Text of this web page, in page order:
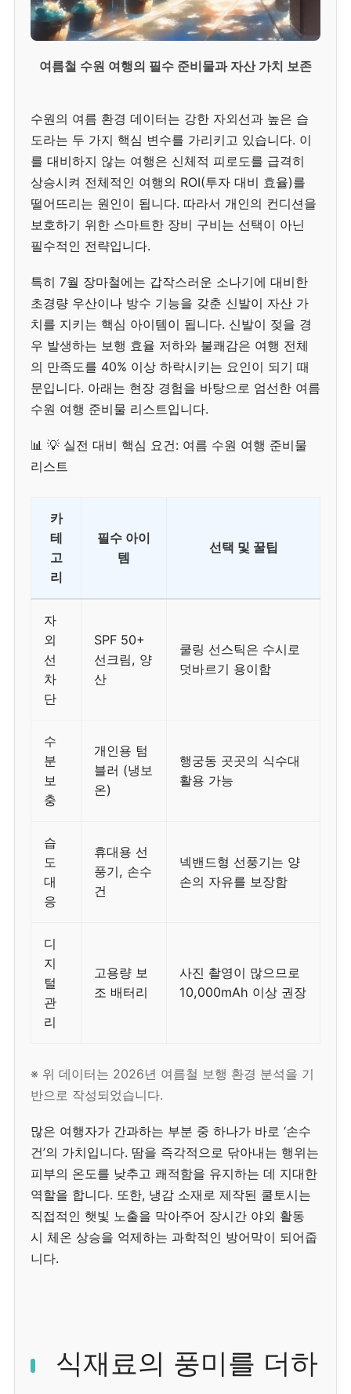
여름철 수원 여행의 필수 준비물과 자산 가치 보존
수원의 여름 환경 데이터는 강한 자외선과 높은 습
도라는 두 가지 핵심 변수를 가리키고 있습니다. 이
를 대비하지 않는 여행은 신체적 피로도를 급격히
상승시켜 전체적인 여행의 ROI(투자 대비 효율)를
떨어뜨리는 원인이 됩니다. 따라서 개인의 컨디션을
보호하기 위한 스마트한 장비 구비는 선택이 아닌
필수적인 전략입니다.
특히 7월 장마철에는 갑작스러운 소나기에 대비한
초경량 우산이나 방수 기능을 갖춘 신발이 자산 가
치를 지키는 핵심 아이템이 됩니다. 신발이 젖을 경
우 발생하는 보행 효율 저하와 불쾌감은 여행 전체
의 만족도를 40% 이상 하락시키는 요인이 되기 때
문입니다. 아래는 현장 경험을 바탕으로 엄선한 여름
수원 여행 준비물 리스트입니다.
📊 💡 실전 대비 핵심 요건: 여름 수원 여행 준비물
리스트
카
테
고
리
필수 아이
템
선택 및 꿀팁
자
외
선
차
단
SPF 50+
선크림, 양
산
쿨링 선스틱은 수시로
덧바르기 용이함
수
분
보
충
개인용 텀
블러 (냉보
온)
행궁동 곳곳의 식수대
활용 가능
습
도
대
응
휴대용 선
풍기, 손수
건
넥밴드형 선풍기는 양
손의 자유를 보장함
디
지
털
관
리
고용량 보
조 배터리
사진 촬영이 많으므로
10,000mAh 이상 권장
※ 위 데이터는 2026년 여름철 보행 환경 분석을 기
반으로 작성되었습니다.
많은 여행자가 간과하는 부분 중 하나가 바로 ‘손수
건’의 가치입니다. 땀을 즉각적으로 닦아내는 행위는
피부의 온도를 낮추고 쾌적함을 유지하는 데 지대한
역할을 합니다. 또한, 냉감 소재로 제작된 쿨토시는
직접적인 햇빛 노출을 막아주어 장시간 야외 활동
시 체온 상승을 억제하는 과학적인 방어막이 되어줍
니다.
식재료의 풍미를 더하